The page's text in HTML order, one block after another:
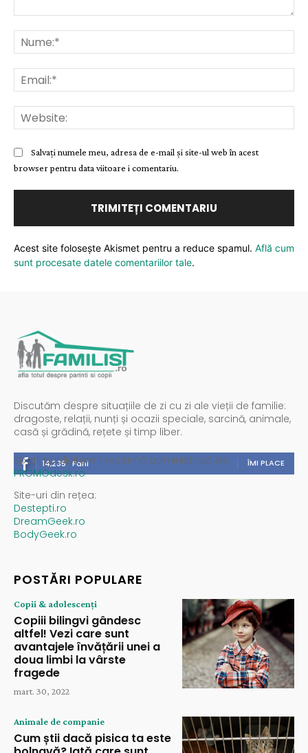
Salvați numele meu, adresa de e-mail și site-ul web în acest
browser pentru data viitoare i comentariu.
Acest site folosește Akismet pentru a reduce spamul. Află cum
sunt procesate datele comentariilor tale.
Discutăm despre situațiile de zi cu zi ale vieții de familie:
dragoste, relații, nunți și ocazii speciale, sarcină, animale,
casă și grădină, rețete și timp liber.
14,235 Fani ÎMI PLACE
Spații publicitare / reclamă administrată de
PROMOdesk.ro
Site-uri din rețea:
Destepti.ro
DreamGeek.ro
BodyGeek.ro
POSTĂRI POPULARE
Copii & adolescenți
Copiii bilingvi gândesc
altfel! Vezi care sunt
avantajele învățării unei a
doua limbi la vârste
fragede
mart. 30, 2022
Animale de companie
Cum știi dacă pisica ta este